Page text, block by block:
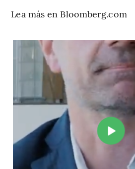
Lea más en Bloomberg.com